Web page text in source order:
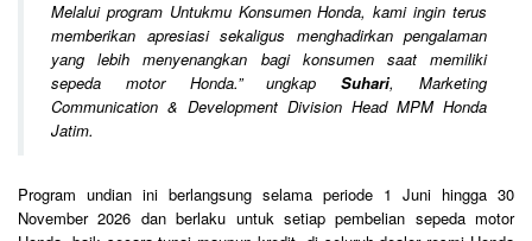
Melalui program Untukmu Konsumen Honda, kami ingin terus
memberikan apresiasi sekaligus menghadirkan pengalaman
yang lebih menyenangkan bagi konsumen saat memiliki
sepeda motor Honda.” ungkapSuhari, Marketing
Communication & Development Division Head MPM Honda
Jatim.
Program undian ini berlangsung selama periode 1 Juni hingga 30
November 2026 dan berlaku untuk setiap pembelian sepeda motor